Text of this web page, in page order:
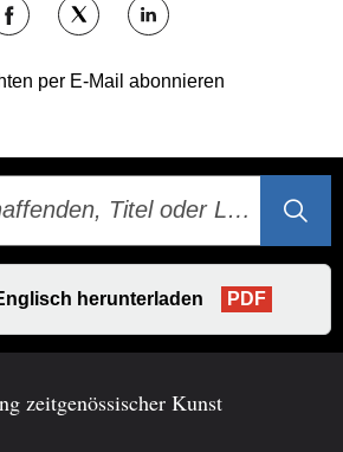
Auf
Twitter
Auf
LinkedIn
per E-Mail abonnieren
herunterladen PDF
zeitgenössischer Kunst